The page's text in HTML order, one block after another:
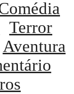
Terror
Aventura